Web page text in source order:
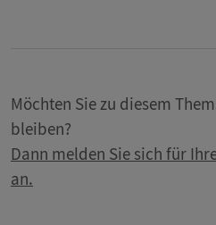
Möchten Sie zu diesem
bleiben?
Dann melden Sie sich für
an.